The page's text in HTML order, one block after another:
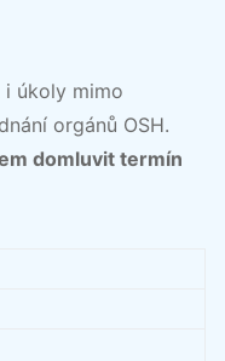
i úkoly mimo
orgánů OSH.
domluvit termín